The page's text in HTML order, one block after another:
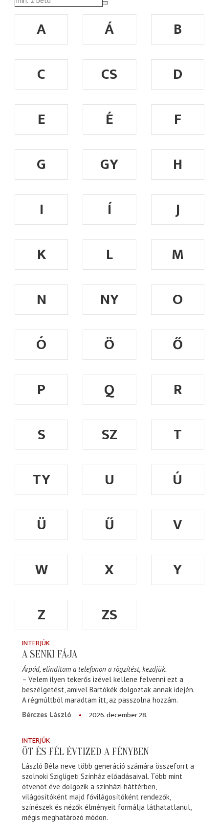
A Á
B
C
CS
D
E
É
F
G
GY
H
I
Í
J
K
L
M
N
NY
O
Ó
Ö
Ő
P
Q
R
S
SZ
T
TY
U
Ú
Ü
Ű
V
W
X
Y
Z
ZS
INTERJÚK
A SENKI FÁJA
Árpád, elindítom a telefonon a rögzítést, kezdjük.
– Velem ilyen tekerős izével kellene felvenni ezt a
beszélgetést, amivel Bartókék dolgoztak annak idején.
A régmúltból maradtam itt, az passzolna hozzám.
Bérczes László
2026. december 28.
INTERJÚK
ÖT ÉS FÉL ÉVTIZED A FÉNYBEN
László Béla neve több generáció számára összeforrt a
szolnoki Szigligeti Színház előadásaival. Több mint
ötvenöt éve dolgozik a színházi háttérben,
világosítóként majd fővilágosítóként rendezők,
színészek és nézők élményeit formálja láthatatlanul,
mégis meghatározó módon.